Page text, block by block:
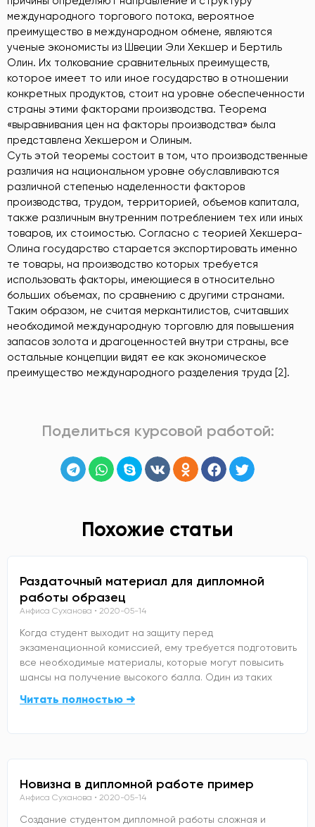
международного торгового потока, вероятное
преимущество в международном обмене, являются
ученые экономисты из Швеции Эли Хекшер и Бертиль
Олин. Их толкование сравнительных преимуществ,
которое имеет то или иное государство в отношении
конкретных продуктов, стоит на уровне обеспеченности
страны этими факторами производства. Теорема
«выравнивания цен на факторы производства» была
представлена Хекшером и Олиным.
Суть этой теоремы состоит в том, что производственные
различия на национальном уровне обуславливаются
различной степенью наделенности факторов
производства, трудом, территорией, объемов капитала,
также различным внутренним потреблением тех или иных
товаров, их стоимостью. Согласно с теорией Хекшера-
Олина государство старается экспортировать именно
те товары, на производство которых требуется
использовать факторы, имеющиеся в относительно
больших объемах, по сравнению с другими странами.
Таким образом, не считая меркантилистов, считавших
необходимой международную торговлю для повышения
запасов золота и драгоценностей внутри страны, все
остальные концепции видят ее как экономическое
преимущество международного разделения труда [2].
Поделиться курсовой работой:
Похожие статьи
Раздаточный материал для дипломной
работы образец
Анфиса Суханова 2020-05-14
Когда студент выходит на защиту перед
экзаменационной комиссией, ему требуется подготовить
все необходимые материалы, которые могут повысить
шансы на получение высокого балла. Один из таких
Читать полностью ➜
Новизна в дипломной работе пример
Анфиса Суханова 2020-05-14
Создание студентом дипломной работы сложная и